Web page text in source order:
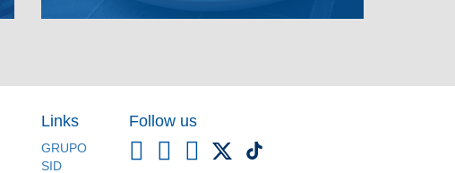
Links
GRUPO
SID
Follow us